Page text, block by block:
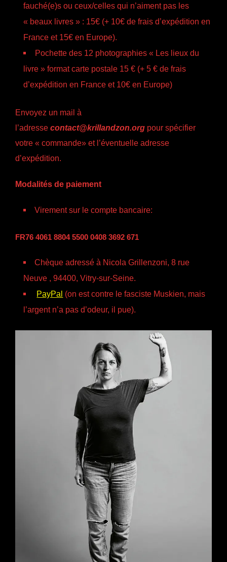
fauché(e)s ou ceux/celles qui n’aiment pas les
« beaux livres » : 15€ (+ 10€ de frais d’expédition en
France et 15€ en Europe).
Pochette des 12 photographies « Les lieux du
livre » format carte postale 15 € (+ 5 € de frais
d’expédition en France et 10€ en Europe)
Envoyez un mail à
l’adresse contact@krillandzon.org pour spécifier
votre « commande» et l’éventuelle adresse
d’expédition.
Modalités de paiement
Virement sur le compte bancaire:
FR76 4061 8804 5500 0408 3692 671
Chèque adressé à Nicola Grillenzoni, 8 rue
Neuve , 94400, Vitry-sur-Seine.
PayPal (on est contre le fasciste Muskien, mais
l’argent n’a pas d’odeur, il pue).